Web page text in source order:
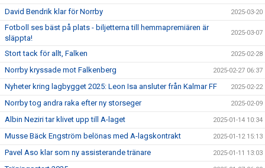
David Bendrik klar för Norrby 2025-03-20
Fotboll ses bäst på plats - biljetterna till hemmapremiären är
släppta!
2025-03-07
Stort tack för allt, Falken 2025-02-28
Norrby kryssade mot Falkenberg 2025-02-27 06:37
Nyheter kring lagbygget 2025: Leon Isa ansluter från Kalmar FF 2025-02-22
Norrby tog andra raka efter ny storseger 2025-02-09
Albin Neziri tar klivet upp till A-laget 2025-01-14 10:34
Musse Bäck Engström belönas med A-lagskontrakt 2025-01-12 15:13
Pavel Aso klar som ny assisterande tränare 2025-01-11 13:03